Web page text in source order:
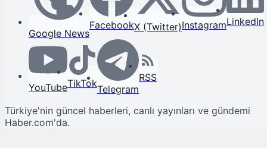
Google News
FacebookX (Twitter)InstagramLinkedIn
YouTubeTikTokTelegram
RSS
Türkiye'nin güncel haberleri, canlı yayınları ve gündemi
Haber.com'da.